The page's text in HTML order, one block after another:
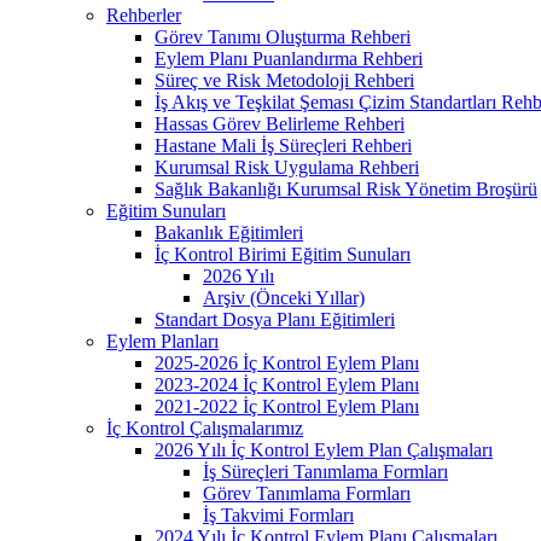
Rehberler
Görev Tanımı Oluşturma Rehberi
Eylem Planı Puanlandırma Rehberi
Süreç ve Risk Metodoloji Rehberi
İş Akış ve Teşkilat Şeması Çizim Standartları
Hassas Görev Belirleme Rehberi
Hastane Mali İş Süreçleri Rehberi
Kurumsal Risk Uygulama Rehberi
Sağlık Bakanlığı Kurumsal Risk Yönetim Broşürü
Eğitim Sunuları
Bakanlık Eğitimleri
İç Kontrol Birimi Eğitim Sunuları
2026 Yılı
Arşiv (Önceki Yıllar)
Standart Dosya Planı Eğitimleri
Eylem Planları
2025-2026 İç Kontrol Eylem Planı
2023-2024 İç Kontrol Eylem Planı
2021-2022 İç Kontrol Eylem Planı
İç Kontrol Çalışmalarımız
2026 Yılı İç Kontrol Eylem Plan Çalışmaları
İş Süreçleri Tanımlama Formları
Görev Tanımlama Formları
İş Takvimi Formları
2024 Yılı İç Kontrol Eylem Planı Çalışmaları